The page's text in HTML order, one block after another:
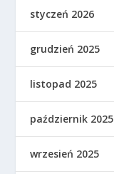
styczeń 2026
grudzień 2025
listopad 2025
październik 2025
wrzesień 2025